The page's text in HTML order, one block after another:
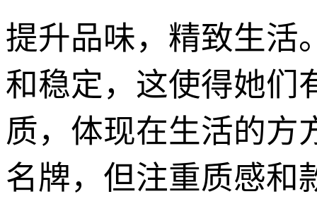
提升品味，精致生活
和稳定，这使得她们
质，体现在生活的方
名牌，但注重质感和